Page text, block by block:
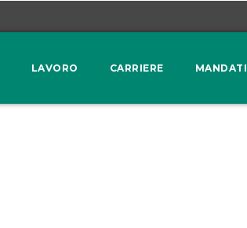
LAVORO CARRIERE MANDATI